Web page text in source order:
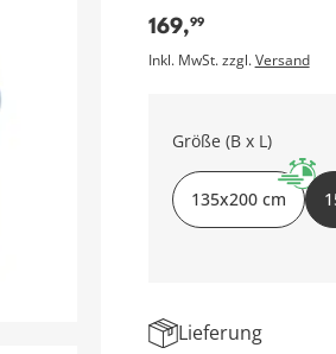
169,99
Inkl. MwSt. zzgl.Versand
Größe (B x L)
135x200 cm
Lieferung